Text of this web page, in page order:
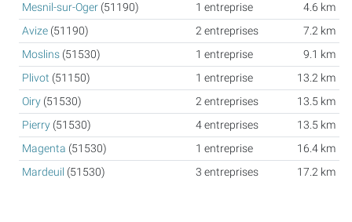
Mesnil-sur-Oger (51190) 1 entreprise
4.6 km
Avize (51190) 2 entreprises
7.2 km
Moslins (51530) 1 entreprise
9.1 km
Plivot (51150) 1 entreprise
13.2 km
Oiry (51530) 2 entreprises
13.5 km
Pierry (51530) 4 entreprises
13.5 km
Magenta (51530) 1 entreprise
16.4 km
Mardeuil (51530) 3 entreprises 17.2 km